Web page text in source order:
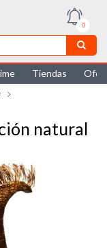
0
Tiendas
natural